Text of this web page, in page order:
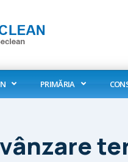
PRIMĂRIA